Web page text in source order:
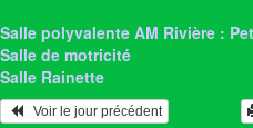
Salle polyvalente AM Rivière :
Salle de motricité
Salle Rainette
   Voir le jour précédent